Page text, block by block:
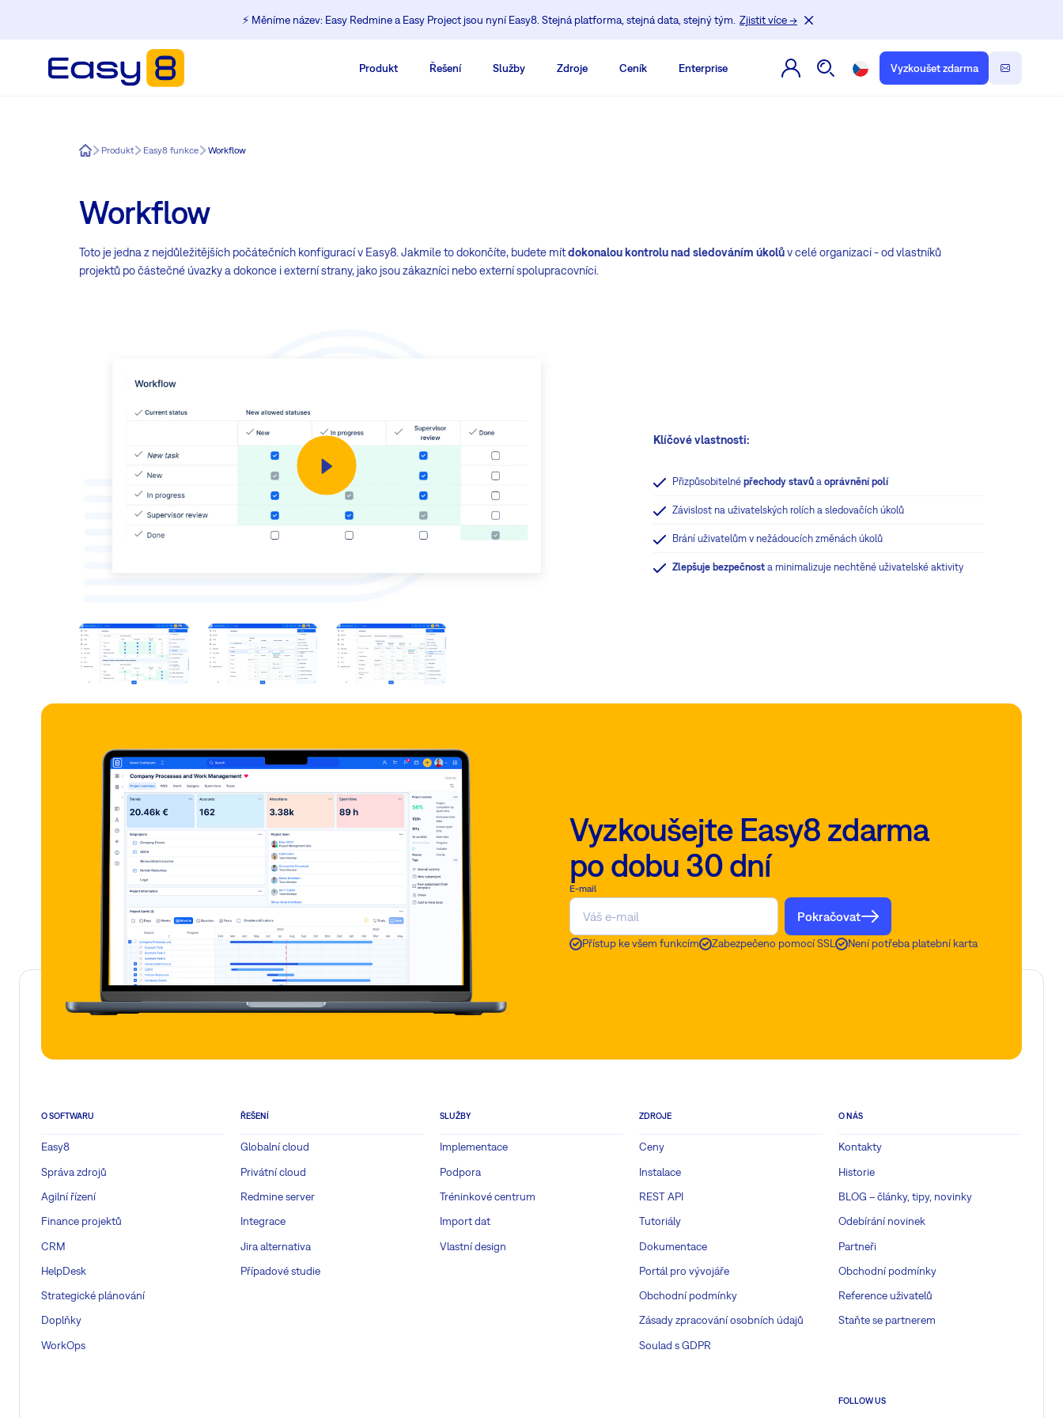
⚡️ Měníme název: Easy Redmine a Easy Project jsou nyní Easy8. Stejná platforma, stejná data, stejný tým. Zjistit více →
Produkt Řešení Služby Zdroje Ceník Enterprise Vyzkoušet zdarma
Easy8Produkt Easy8 funkce Workflow
Workflow
Toto je jedna z nejdůležitějších počátečních konfigurací v Easy8. Jakmile to dokončíte, budete mítdokonalou kontrolu nad sledováním úkolův celé organizaci - od vlastníků
projektů po částečné úvazky a dokonce i externí strany, jako jsou zákazníci nebo externí spolupracovníci.
Klíčové vlastnosti:
Přizpůsobitelnépřechody stavů aoprávnění polí
Závislost na uživatelských rolích a sledovačích úkolů
Brání uživatelům v nežádoucích změnách úkolů
Zlepšuje bezpečnost a minimalizuje nechtěné uživatelské aktivity
Vyzkoušejte Easy8 zdarma
po dobu 30 dní
E-mail
Pokračovat
Přístup ke všem funkcím Zabezpečeno pomocí SSL Není potřeba platební karta
O SOFTWARU
Easy8
Správa zdrojů
Agilní řízení
Finance projektů
CRM
HelpDesk
Strategické plánování
Doplňky
WorkOps
ŘEŠENÍ
Globalní cloud
Privátní cloud
Redmine server
Integrace
Jira alternativa
Případové studie
SLUŽBY
Implementace
Podpora
Tréninkové centrum
Import dat
Vlastní design
ZDROJE
Ceny
Instalace
REST API
Tutoriály
Dokumentace
Portál pro vývojáře
Obchodní podmínky
Zásady zpracování osobních údajů
Soulad s GDPR
O NÁS
Kontakty
Historie
BLOG – články, tipy, novinky
Odebírání novinek
Partneři
Obchodní podmínky
Reference uživatelů
Staňte se partnerem
FOLLOW US